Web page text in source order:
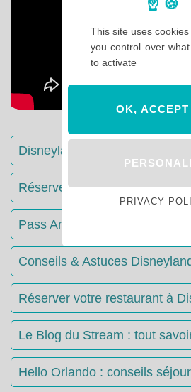
Disneyland Paris : Le guide
Réserver votre séjour : toutes
Pass Annuels Disney :
Conseils & Astuces
Réserver votre restaurant à
Le Blog du Stream : tout
Hello Orlando : conseils
This site uses
you control over
to activate
OK,
PRIVACY